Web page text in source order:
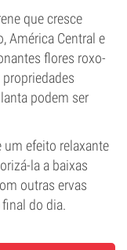
que cresce
América Central e
flores roxo-
podem ser
um efeito relaxante
la a baixas
outras ervas
do dia.